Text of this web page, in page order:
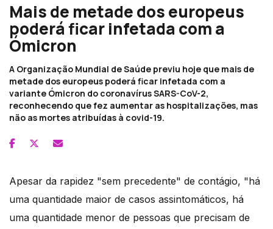
Mais de metade dos europeus
poderá ficar infetada com a
Ómicron
A Organização Mundial de Saúde previu hoje que mais de
metade dos europeus poderá ficar infetada com a
variante Ómicron do coronavírus SARS-CoV-2,
reconhecendo que fez aumentar as hospitalizações, mas
não as mortes atribuídas à covid-19.
Apesar da rapidez "sem precedente" de contágio, "há
uma quantidade maior de casos assintomáticos, há
uma quantidade menor de pessoas que precisam de